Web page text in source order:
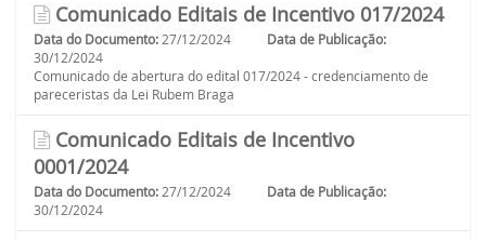
Comunicado Editais de Incentivo 017/2024
Data do Documento: 27/12/2024
Data de Publicação:
30/12/2024
Comunicado de abertura do edital 017/2024 - credenciamento de
pareceristas da Lei Rubem Braga
Comunicado Editais de Incentivo
0001/2024
Data do Documento: 27/12/2024
Data de Publicação:
30/12/2024